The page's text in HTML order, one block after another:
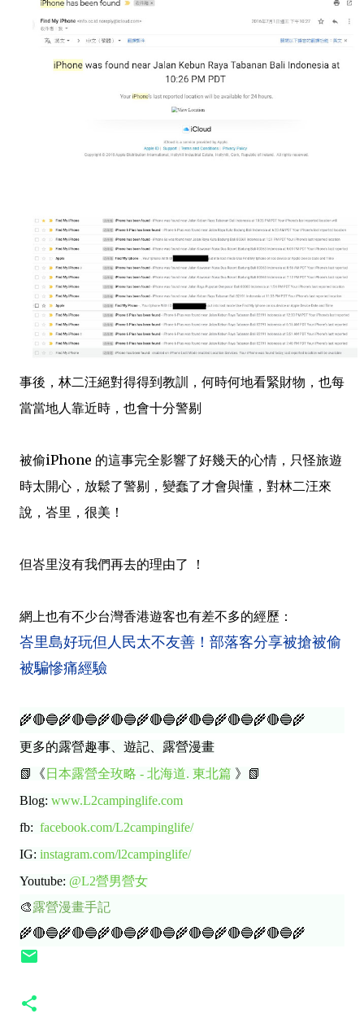
事後，林二汪絕對得得到教訓，何時何地看緊財物，也每
當當地人靠近時，也會十分警剔
被偷iPhone 的這事完全影響了好幾天的心情，只怪旅遊
時太開心，放鬆了警剔，變蠢了才會與懂，對林二汪來
說，峇里，很美！
但峇里沒有我們再去的理由了 ！
網上也有不少台灣香港遊客也有差不多的經歷：
峇里島好玩但人民太不友善！部落客分享被搶被偷
被騙慘痛經驗
🌾🔴🔵🌾🔴🔵🌾🔴🔵🌾🔴🔵🌾🔴🔵🌾🔴🔵🌾🔴🔵🌾
更多的露營趣事、遊記、露營漫畫
📗《 日本露營全玫略 - 北海道. 東北篇 》📗
Blog: www.L2campinglife.com
fb: facebook.com/L2campinglife/
IG: instagram.com/l2campinglife/
Youtube: @L2營男營女
🎨露營漫畫手記
🌾🔴🔵🌾🔴🔵🌾🔴🔵🌾🔴🔵🌾🔴🔵🌾🔴🔵🌾🔴🔵🌾